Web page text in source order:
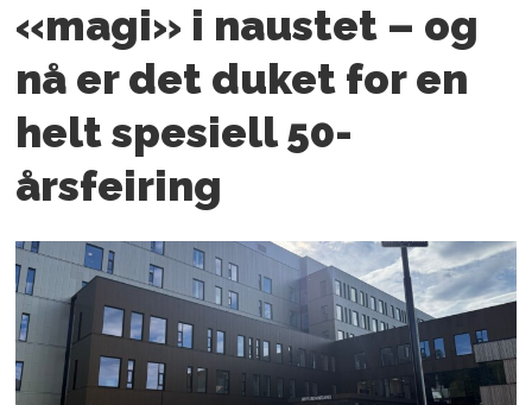
«magi» i naustet – og
nå er det duket for en
helt spesiell 50-
årsfeiring